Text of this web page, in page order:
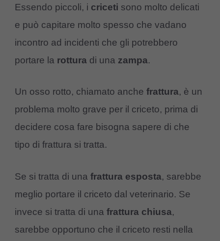
Essendo piccoli, i criceti sono molto delicati
e può capitare molto spesso che vadano
incontro ad incidenti che gli potrebbero
portare la rottura di una zampa.
Un osso rotto, chiamato anche frattura, è un
problema molto grave per il criceto, prima di
decidere cosa fare bisogna sapere di che
tipo di frattura si tratta.
Se si tratta di una frattura esposta, sarebbe
meglio portare il criceto dal veterinario. Se
invece si tratta di una frattura chiusa,
sarebbe opportuno che il criceto resti nella